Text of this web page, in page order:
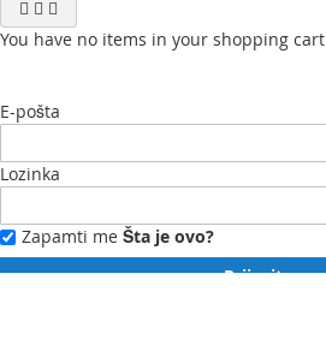
You have no items in your shopping cart
E-pošta
Lozinka
Zapamti me Šta je ovo?
Prijavite se